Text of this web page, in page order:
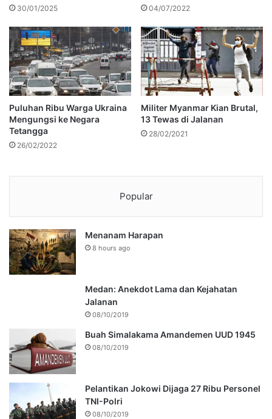
30/01/2025 04/07/2022
Puluhan Ribu Warga Ukraina
Mengungsi ke Negara
Tetangga
26/02/2022
Militer Myanmar Kian Brutal,
13 Tewas di Jalanan
28/02/2021
Popular
Menanam Harapan
8 hours ago
Medan: Anekdot Lama dan Kejahatan
Jalanan
08/10/2019
Buah Simalakama Amandemen UUD 1945
08/10/2019
Pelantikan Jokowi Dijaga 27 Ribu Personel
TNI-Polri
08/10/2019